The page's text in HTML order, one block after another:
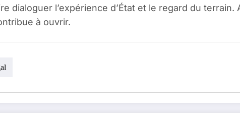
dialoguer l’expérience d’État et le regard du
à ouvrir.